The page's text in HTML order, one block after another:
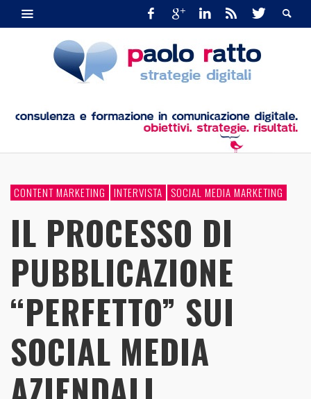
CONTENT MARKETING INTERVISTA SOCIAL MEDIA MARKETING
IL PROCESSO DI
PUBBLICAZIONE
“PERFETTO” SUI
SOCIAL MEDIA